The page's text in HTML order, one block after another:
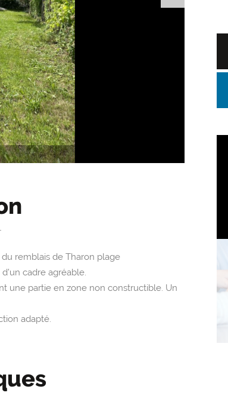
remblais de Tharon plage
cadre agréable.
une partie en zone non constructible. Un
adapté.